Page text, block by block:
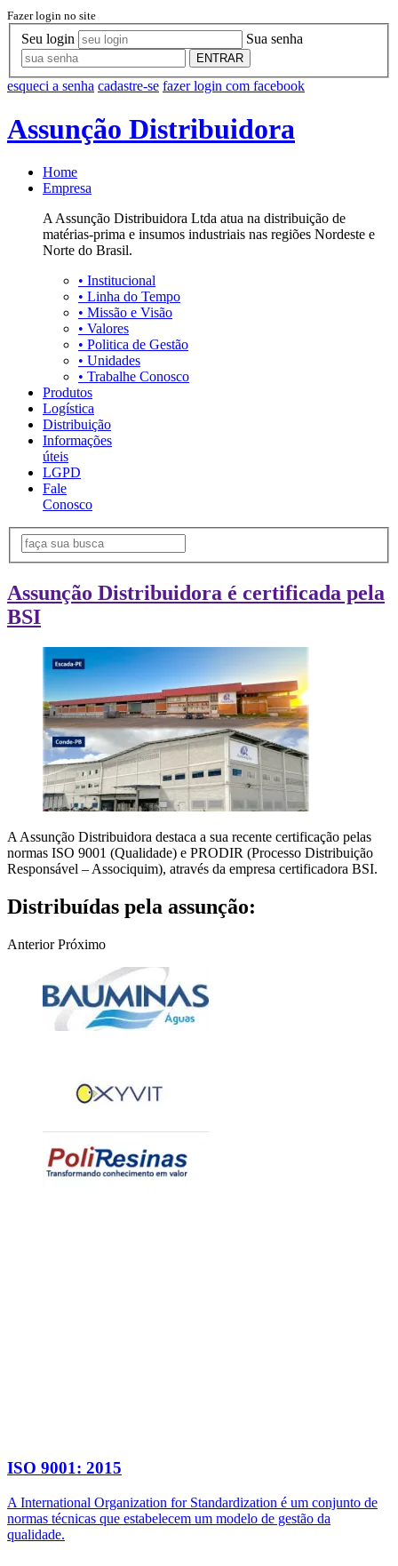
Fazer login no site
Seu login Sua senha
ENTRAR
esqueci a senha cadastre-se fazer login com facebook
Assunção Distribuidora
Home
Empresa
A Assunção Distribuidora Ltda atua na distribuição de
matérias-prima e insumos industriais nas regiões Nordeste e
Norte do Brasil.
• Institucional
• Linha do Tempo
• Missão e Visão
• Valores
• Politica de Gestão
• Unidades
• Trabalhe Conosco
Produtos
Logística
Distribuição
Informações
úteis
LGPD
Fale
Conosco
Assunção Distribuidora é certificada pela
BSI
A Assunção Distribuidora destaca a sua recente certificação pelas
normas ISO 9001 (Qualidade) e PRODIR (Processo Distribuição
Responsável – Associquim), através da empresa certificadora BSI.
Distribuídas pela assunção:
Anterior Próximo
ISO 9001: 2015
A International Organization for Standardization é um conjunto de
normas técnicas que estabelecem um modelo de gestão da
qualidade.